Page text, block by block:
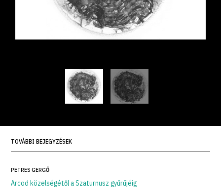
TOVÁBBI BEJEGYZÉSEK
PETRES GERGŐ
Arcod közelségétől a Szaturnusz gyűrűjéig